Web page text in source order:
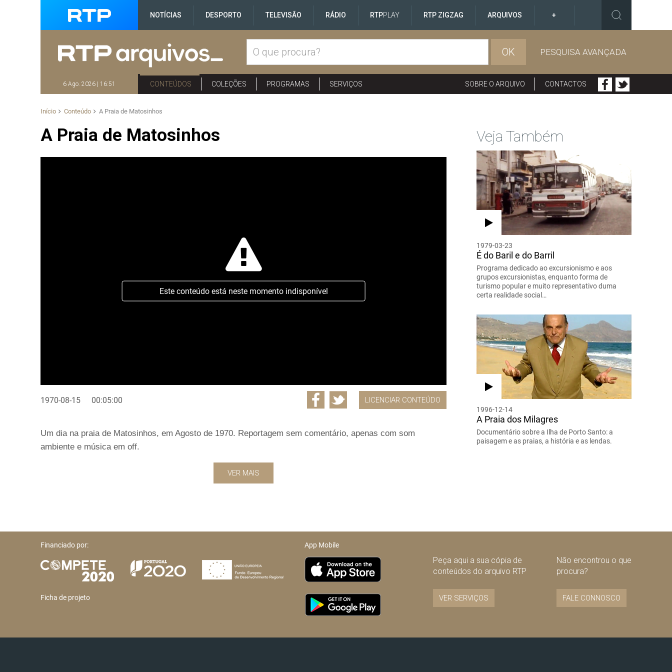
NOTÍCIAS DESPORTO TELEVISÃO RÁDIO RTPPLAY RTP ZIGZAG ARQUIVOS +
OK PESQUISA AVANÇADA
6 Ago. 2026 | 16:51 CONTEÚDOS COLEÇÕES PROGRAMAS SERVIÇOS SOBRE O ARQUIVO CONTACTOS
Início Conteúdo A Praia de Matosinhos
A Praia de Matosinhos
Este conteúdo está neste momento indisponível
1970-08-15 00:05:00 LICENCIAR CONTEÚDO
Um dia na praia de Matosinhos, em Agosto de 1970. Reportagem sem comentário, apenas com som
ambiente e música em off.
VER MAIS
Veja Também
1979-03-23
É do Baril e do Barril
Programa dedicado ao excursionismo e aos
grupos excursionistas, enquanto forma de
turismo popular e muito representativo duma
certa realidade social…
1996-12-14
A Praia dos Milagres
Documentário sobre a Ilha de Porto Santo: a
paisagem e as praias, a história e as lendas.
Financiado por:
Ficha de projeto
App Mobile
Peça aqui a sua cópia de
conteúdos do arquivo RTP
VER SERVIÇOS
Não encontrou o que
procura?
FALE CONNOSCO